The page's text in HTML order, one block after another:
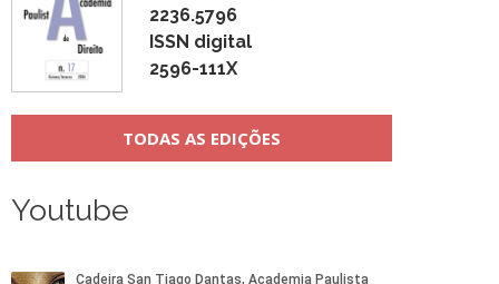
2236.5796
ISSN digital
2596-111X
TODAS AS EDIÇÕES
Youtube